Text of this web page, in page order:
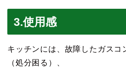
3.使用感
キッチンには、故障したガスコ
（処分困る）、